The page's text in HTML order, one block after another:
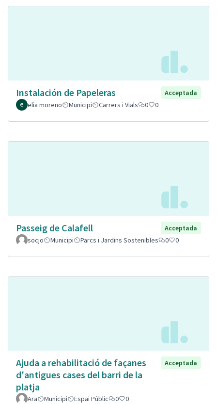
Instalación de Papeleras
Acceptada
elia moreno
Municipi Carrers i Vials 0 0
Passeig de Calafell
Acceptada
socjo
Municipi Parcs i Jardins Sostenibles 0 0
Ajuda a rehabilitació de façanes
d'antigues cases del barri de la
platja
Acceptada
Ara Municipi Espai Públic 0 0